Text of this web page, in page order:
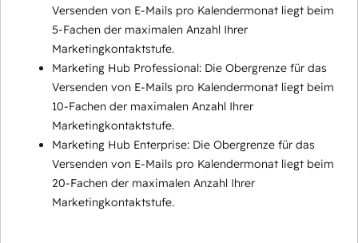
Versenden von E-Mails pro Kalendermonat liegt beim
5-Fachen der maximalen Anzahl Ihrer
Marketingkontaktstufe.
Marketing Hub Professional: Die Obergrenze für das
Versenden von E-Mails pro Kalendermonat liegt beim
10-Fachen der maximalen Anzahl Ihrer
Marketingkontaktstufe.
Marketing Hub Enterprise: Die Obergrenze für das
Versenden von E-Mails pro Kalendermonat liegt beim
20-Fachen der maximalen Anzahl Ihrer
Marketingkontaktstufe.